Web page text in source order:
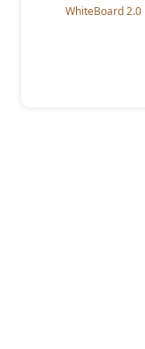
WhiteBoard 2.0